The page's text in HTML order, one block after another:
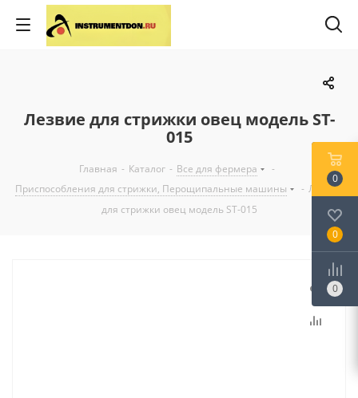
Лезвие для стрижки овец модель ST-
015
Главная - Каталог - Все для фермера
-
Приспособления для стрижки, Перощипальные машины
- Лезвие
для стрижки овец модель ST-015
0
0
0